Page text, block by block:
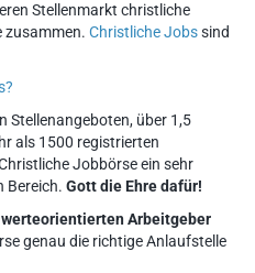
Stellenmarkt christliche
zusammen. Christliche Jobssind
Stellenangeboten, über 1,5
als 1500 registrierten
Jobbörse ein sehr
Bereich. Gott die Ehre dafür!
Arbeitgeber
genau die richtige Anlaufstelle